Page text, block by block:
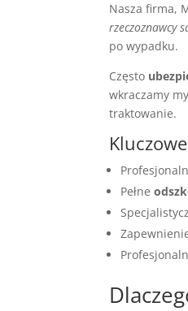
Nasza firma,
rzeczoznawcy
po wypadku.
Często
wkraczamy
traktowanie.
Pełne